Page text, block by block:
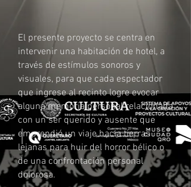
El presente proyecto se centra en
intervenir una habitación de hotel, a
través de estímulos sonoros y
visuales, para que cada espectador
que ingrese al recinto logre evocar
alguna memoria personal relacionada
con un ser querido y ausente que
emprendió un viaje hacia tierras
lejanas para huir del horror bélico o
de una confrontación personal
dolorosa.